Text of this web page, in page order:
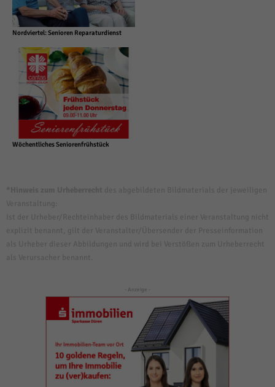
Nordviertel: Senioren Reparaturdienst
Wöchentliches Seniorenfrühstück
- Anzeige -